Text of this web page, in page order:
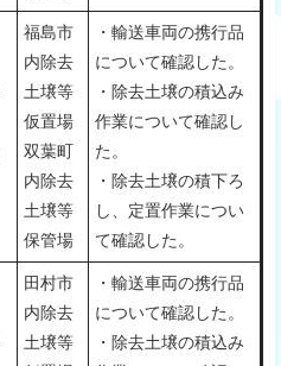
福島市
内除去
土壌等
仮置場
双葉町
内除去
土壌等
保管場
・輸送車両の携行品
について確認した。
・除去土壌の積込み
作業について確認し
た。
・除去土壌の積下ろ
し、定置作業につい
て確認した。
田村市
内除去
土壌等
・輸送車両の携行品
について確認した。
・除去土壌の積込み